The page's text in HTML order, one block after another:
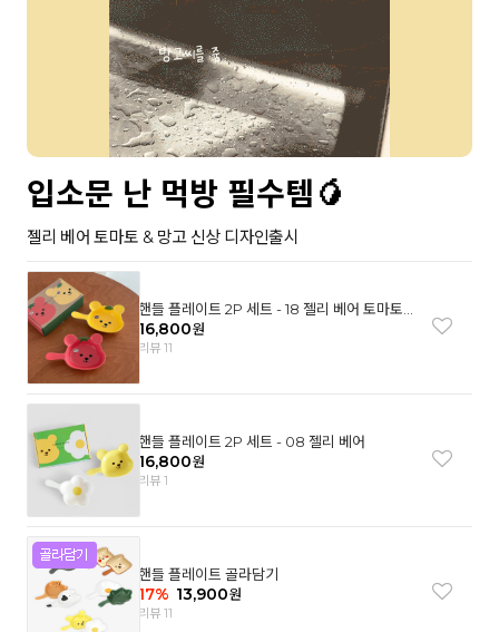
입소문 난 먹방 필수템🥭
젤리 베어 토마토 & 망고 신상 디자인출시
핸들 플레이트 2P 세트 - 18 젤리 베어 토마토
& 망고
16,800원
리뷰 11
핸들 플레이트 2P 세트 - 08 젤리 베어
16,800원
리뷰 1
핸들 플레이트 골라담기
17% 13,900원
리뷰 11